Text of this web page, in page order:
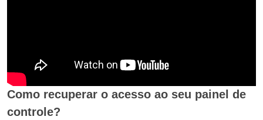
Como recuperar o acesso ao seu painel de
controle?